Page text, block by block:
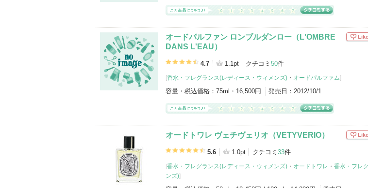
オードパルファン ロンブルダンロー（L'OMBRE
DANS L'EAU）
4.7 1.1pt クチコミ 50件
[香水・フレグランス(レディース・ウィメンズ) ・ オードパルファム]
容量・税込価格： 75ml・16,500円 発売日： 2012/10/1
Like
オードトワレ ヴェチヴェリオ（VETYVERIO）
5.6 1.0pt クチコミ 33件
[香水・フレグランス(レディース・ウィメンズ) ・ オードトワレ ・ 香水・フレ
ンズ)]
Like